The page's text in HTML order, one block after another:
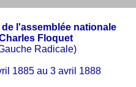
de l'assemblée nationale
Floquet
Radicale)
1885 au 3 avril 1888